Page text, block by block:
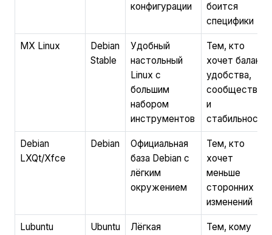
конфигурации
боится
специфики
MX Linux
Debian
Stable
Удобный
настольный
Linux с
большим
набором
инструментов
Тем, кто
хочет баланс
удобства,
сообщества
и
стабильности
Debian
LXQt/Xfce
Debian
Официальная
база Debian с
лёгким
окружением
Тем, кто
хочет
меньше
сторонних
изменений
Lubuntu Ubuntu
Лёгкая
Тем, кому